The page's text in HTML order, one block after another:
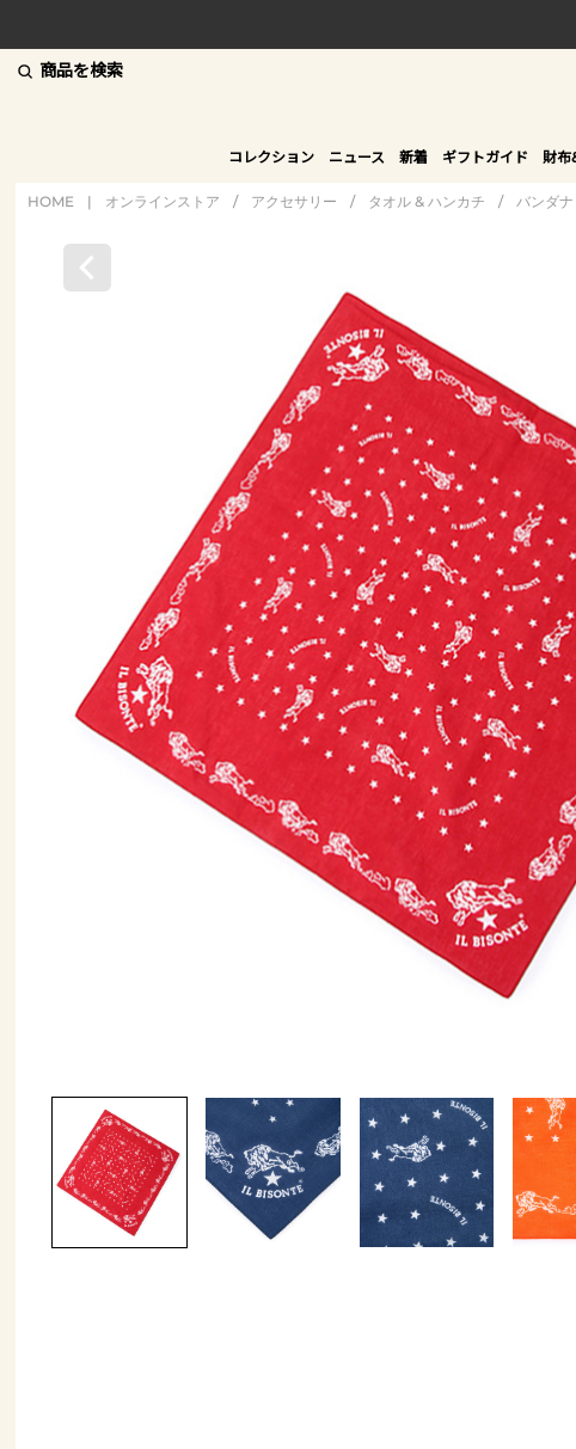
8/
贈
商品を検索
コレクション ニュース 新着 ギフトガイド 財布
HOME | オンラインストア / アクセサリー / タオル & ハンカチ / バンダナ